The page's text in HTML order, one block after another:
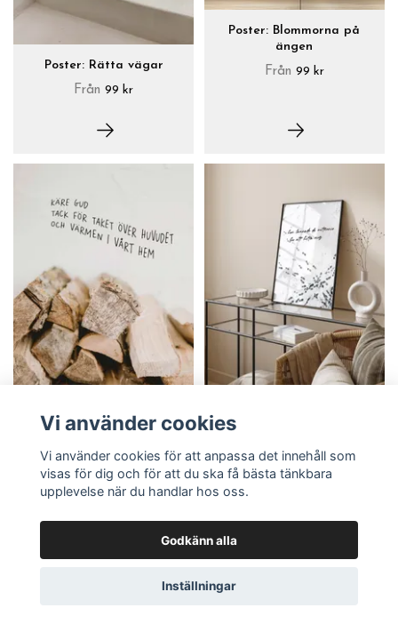
Poster: Rätta vägar
Från 99 kr
Poster: Blommorna på
ängen
Från 99 kr
Från 99 kr
nittionio
Från 299 kr
Vi använder cookies
Vi använder cookies för att anpassa det innehåll som
visas för dig och för att du ska få bästa tänkbara
upplevelse när du handlar hos oss.
Godkänn alla
Inställningar